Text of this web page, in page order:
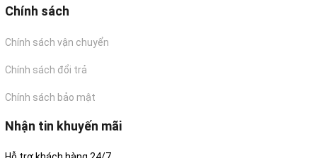
Chính sách
Chính sách vận chuyển
Chính sách đổi trả
Chính sách bảo mật
Nhận tin khuyến mãi